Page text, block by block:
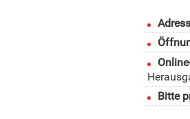
Bitte